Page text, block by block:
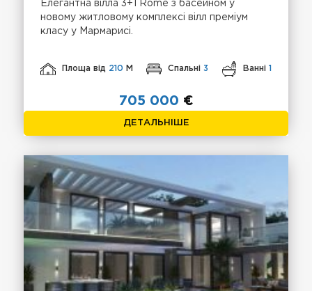
Елегантна вілла 3+1 Rome з басейном у
новому житловому комплексі вілл преміум
класу у Мармарисі.
Площа від 210 М Спальні 3 Ванні
705 000 €
ДЕТАЛЬНІШЕ